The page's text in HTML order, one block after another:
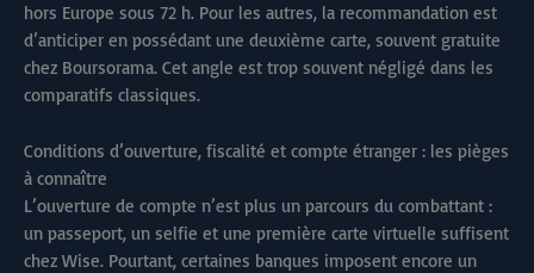
hors Europe sous 72 h. Pour les autres, la recommandation est
d’anticiper en possédant une deuxième carte, souvent gratuite
chez Boursorama. Cet angle est trop souvent négligé dans les
comparatifs classiques.
Conditions d’ouverture, fiscalité et compte étranger : les pièges
à connaître
L’ouverture de compte n’est plus un parcours du combattant :
un passeport, un selfie et une première carte virtuelle suffisent
chez Wise. Pourtant, certaines banques imposent encore un